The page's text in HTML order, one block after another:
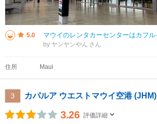
5.0
by ヤンヤンやん
住所 Maui
3 カパルア ウエストマウイ空港 (JHM)
3.26 評価詳細